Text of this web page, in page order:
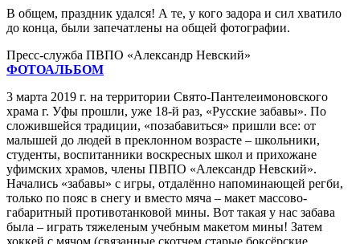
В общем, праздник удался! А те, у кого задора и сил хватило
до конца, были запечатлены на общей фотографии.
Пресс-служба ПВПО «Александр Невский»
ФОТОАЛЬБОМ
3 марта 2019 г. на территории Свято-Пантелеимоновского
храма г. Уфы прошли, уже 18-й раз, «Русские забавы». По
сложившейся традиции, «позабавиться» пришли все: от
малышей до людей в преклонном возрасте – школьники,
студенты, воспитанники воскресных школ и прихожане
уфимских храмов, члены ПВПО «Александр Невский».
Начались «забавы» с игры, отдалённо напоминающей регби,
только по пояс в снегу и вместо мяча – макет массово-
габаритный противотанковой мины. Вот такая у нас забава
была – играть тяжеленым учебным макетом мины! Затем
хоккей с мячом (связанные скотчем старые боксёрские